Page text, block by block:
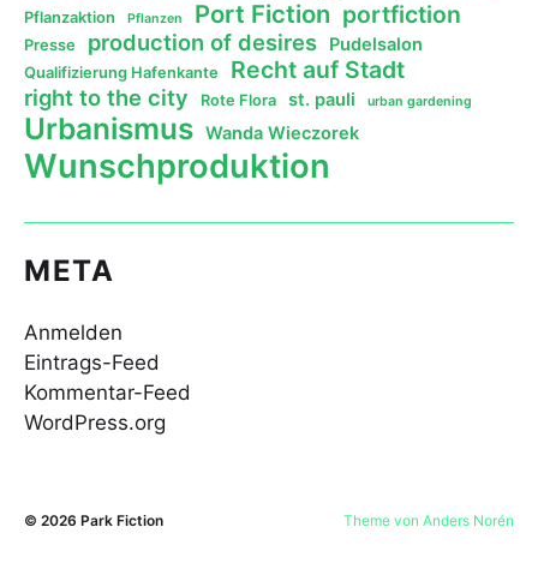
Pflanzaktion Pflanzen Port Fiction portfiction
Presse production of desires Pudelsalon
Qualifizierung Hafenkante Recht auf Stadt
right to the city Rote Flora st. pauli urban gardening
Urbanismus Wanda Wieczorek
Wunschproduktion
META
Anmelden
Eintrags-Feed
Kommentar-Feed
WordPress.org
© 2026 Park Fiction Theme von Anders Norén